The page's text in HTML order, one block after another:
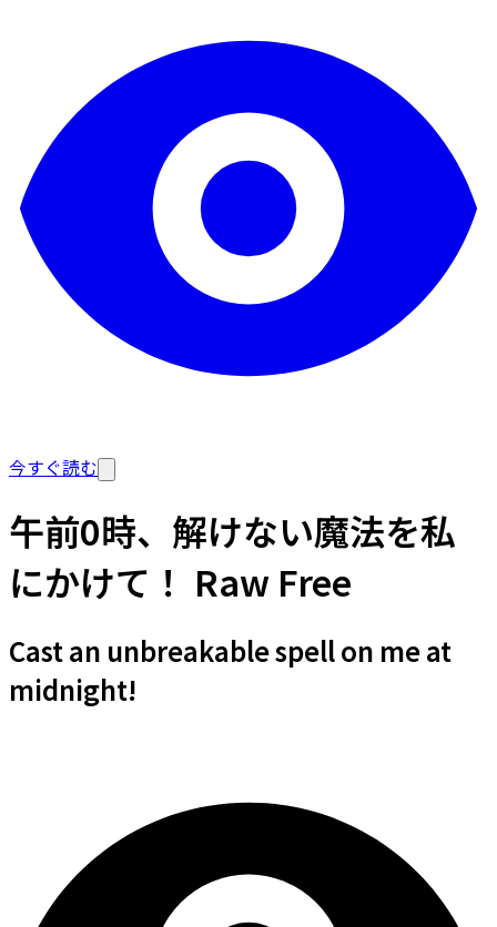
今すぐ読む
午前0時、解けない魔法を私
にかけて！ Raw Free
Cast an unbreakable spell on me at
midnight!